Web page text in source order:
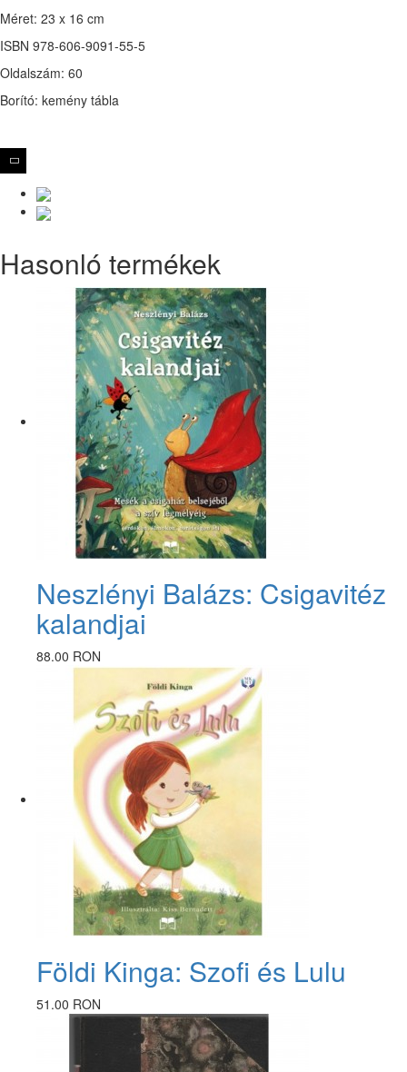
Méret: 23 x 16 cm
ISBN 978-606-9091-55-5
Oldalszám: 60
Borító: kemény tábla
Hasonló termékek
Neszlényi Balázs: Csigavitéz
kalandjai
88.00 RON
Földi Kinga: Szofi és Lulu
51.00 RON